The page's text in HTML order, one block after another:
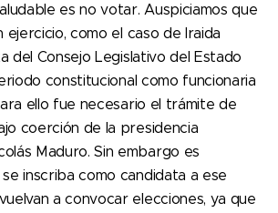
es no votar. Auspiciamos que
ejercicio, como el caso de Iraida
del Consejo Legislativo del Estado
constitucional como funcionaria
ello fue necesario el trámite de
coerción de la presidencia
Maduro. Sin embargo es
inscriba como candidata a ese
a convocar elecciones, ya que